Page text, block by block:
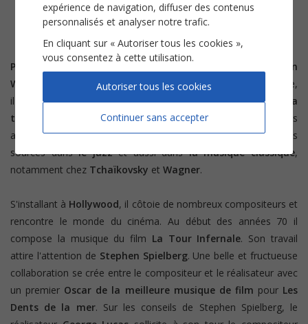
Pianiste
John
Williams
est né aux Etats-Unis en 1932. Fils de percussionniste,
il s'initie très tôt à la musique en commençant avec
la
trompette
le piano. Rapidement, il orchestre ses premiers
arrangements pour cet instrument. Son inspiration trouve ses
sources dansle jazzet aussi dansla musique classique,
notamment chez Tchaïkovsky et Wagner.
S'installant à Hollywood, il côtoie de nombreux compositeurs et
rencontre le monde du cinéma. Au début des années 70 il
compose la musique du film La Tour Infernale. Son travail
attire l'attention de Stephen Spielberg. Une belle et fructueuse
collaboration se crée entre le compositeur et le réalisateur avec
un premier Oscar de la meilleure musique de film pourLes
Dents de la mer. Sur les conseils de Stephen Spielberg, le
Piano solo
expérience de navigation, diffuser des contenus
personnalisés et analyser notre trafic.
En cliquant sur « Autoriser tous les cookies »,
vous consentez à cette utilisation.
Continuer sans accepter
Autoriser tous les cookies